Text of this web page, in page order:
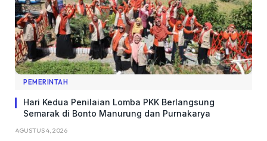
PEMERINTAH
Hari Kedua Penilaian Lomba PKK Berlangsung
Semarak di Bonto Manurung dan Purnakarya
AGUSTUS 4, 2026